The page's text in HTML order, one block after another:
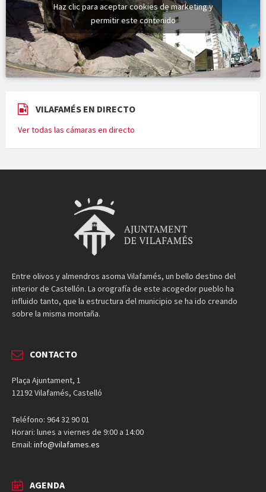
Haz clic para aceptar cookies de marketing y
permitir este contenido
VILAFAMÉS EN DIRECTO
Ver todas las cámaras en directo
Entre olivos y almendros asoma Vilafamés, un bello destino del
interior de Castellón. La orografía de este acogedor pueblo ha
influido tanto, que la estructura del municipio se ha ido creando
sobre la misma montaña.
CONTACTO
Plaça Ajuntament, 1
12192 Vilafamés, Castelló
Teléfono: 964 32 90 01
Horari: lunes a viernes de 9:00 a 14:00
Email: info@vilafames.es
AGENDA